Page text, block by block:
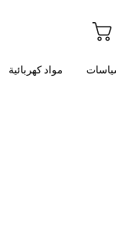
مواد كهربائية